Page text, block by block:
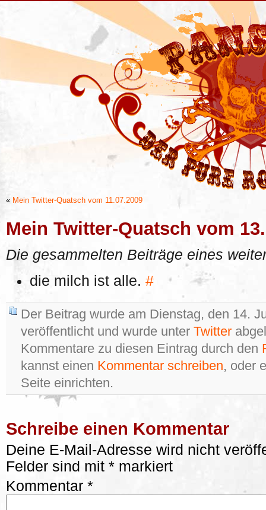
« Mein Twitter-Quatsch vom 11.07.2009
Mein Twitter-Quatsch vom
Die gesammelten Beiträge eines
die milch ist alle. #
Der Beitrag wurde am Dienstag, den 14.
veröffentlicht und wurde unter Twitter
Kommentare zu diesen Eintrag durch den
kannst einen Kommentar schreiben, oder
Seite einrichten.
Schreibe einen Kommentar
Deine E-Mail-Adresse wird nicht
Felder sind mit * markiert
Kommentar *